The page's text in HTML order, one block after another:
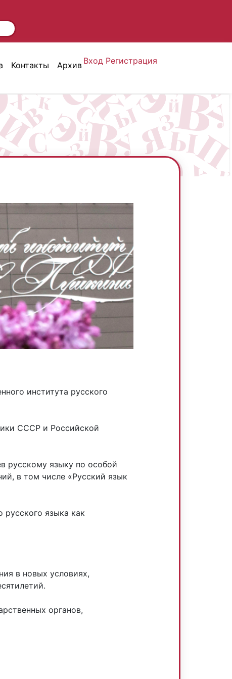
Контакты Архив Вход Регистрация
института русского
СССР и Российской
русскому языку по особой
в том числе «Русский язык
языка как
в новых условиях,
органов,